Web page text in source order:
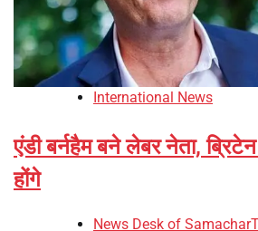
International News
एंडी बर्नहैम बने लेबर नेता,
होंगे
News Desk of